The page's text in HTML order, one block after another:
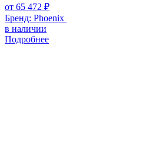
от 65 472 ₽
Бренд: Phoenix
в наличии
Подробнее